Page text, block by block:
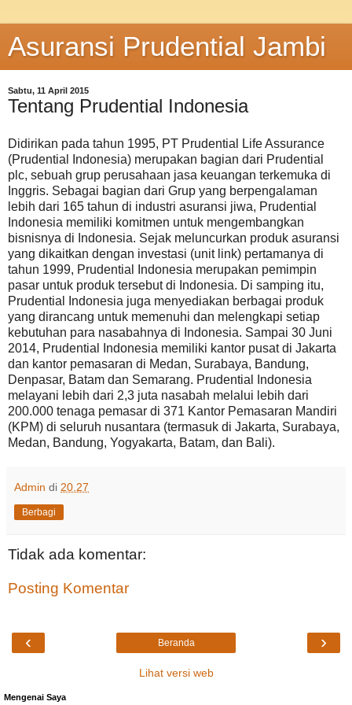
Asuransi Prudential Jambi
Sabtu, 11 April 2015
Tentang Prudential Indonesia
Didirikan pada tahun 1995, PT Prudential Life Assurance
(Prudential Indonesia) merupakan bagian dari Prudential
plc, sebuah grup perusahaan jasa keuangan terkemuka di
Inggris. Sebagai bagian dari Grup yang berpengalaman
lebih dari 165 tahun di industri asuransi jiwa, Prudential
Indonesia memiliki komitmen untuk mengembangkan
bisnisnya di Indonesia. Sejak meluncurkan produk asuransi
yang dikaitkan dengan investasi (unit link) pertamanya di
tahun 1999, Prudential Indonesia merupakan pemimpin
pasar untuk produk tersebut di Indonesia. Di samping itu,
Prudential Indonesia juga menyediakan berbagai produk
yang dirancang untuk memenuhi dan melengkapi setiap
kebutuhan para nasabahnya di Indonesia. Sampai 30 Juni
2014, Prudential Indonesia memiliki kantor pusat di Jakarta
dan kantor pemasaran di Medan, Surabaya, Bandung,
Denpasar, Batam dan Semarang. Prudential Indonesia
melayani lebih dari 2,3 juta nasabah melalui lebih dari
200.000 tenaga pemasar di 371 Kantor Pemasaran Mandiri
(KPM) di seluruh nusantara (termasuk di Jakarta, Surabaya,
Medan, Bandung, Yogyakarta, Batam, dan Bali).
Admin di 20.27
Berbagi
Tidak ada komentar:
Posting Komentar
‹ ›
Beranda
Lihat versi web
Mengenai Saya